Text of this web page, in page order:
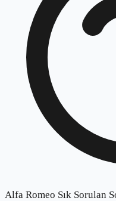
Alfa Romeo Sık Sorulan